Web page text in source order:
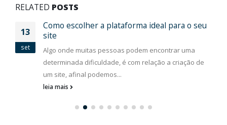
RELATED POSTS
13
set
Como escolher a plataforma ideal para o seu
site
Algo onde muitas pessoas podem encontrar uma
determinada dificuldade, é com relação a criação de
um site, afinal podemos...
leia mais